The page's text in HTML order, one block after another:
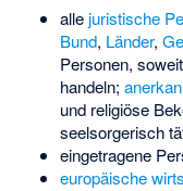
alle juristische
Bund, Länder,
Personen,
handeln;
und religiöse
seelsorgerisch
eingetragene
europäische